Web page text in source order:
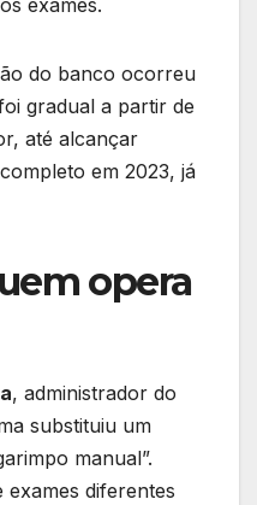
exames.
do banco ocorreu
gradual a partir de
até alcançar
em 2023, já
opera
, administrador do
substituiu um
manual”.
exames diferentes